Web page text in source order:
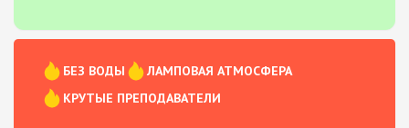
БЕЗ ВОДЫ
ЛАМПОВАЯ АТМОСФЕРА
КРУТЫЕ ПРЕПОДАВАТЕЛИ